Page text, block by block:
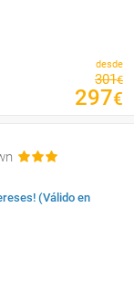
desde
301€
297€
(Válido en